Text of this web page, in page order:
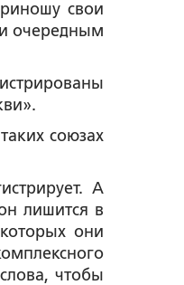
свои
очередным
союзах
А
лишится в
они
чтобы